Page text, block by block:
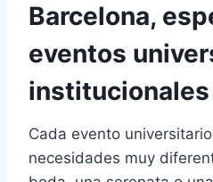
Barcelona,
eventos
institucionales
Cada evento
necesidades muy